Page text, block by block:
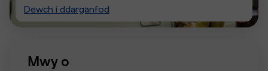
Dewch i ddarganfod
Visiting
Manchester
Mwy o